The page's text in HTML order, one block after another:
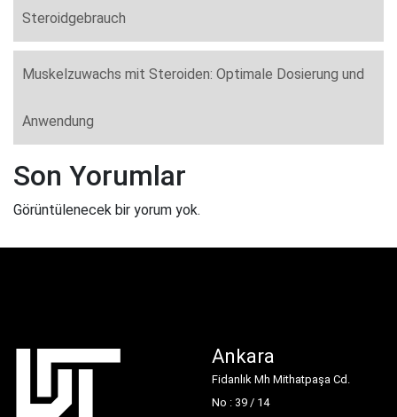
Steroidgebrauch
Muskelzuwachs mit Steroiden: Optimale Dosierung und
Anwendung
Son Yorumlar
Görüntülenecek bir yorum yok.
Ankara
Fidanlık Mh Mithatpaşa Cd.
No : 39 / 14